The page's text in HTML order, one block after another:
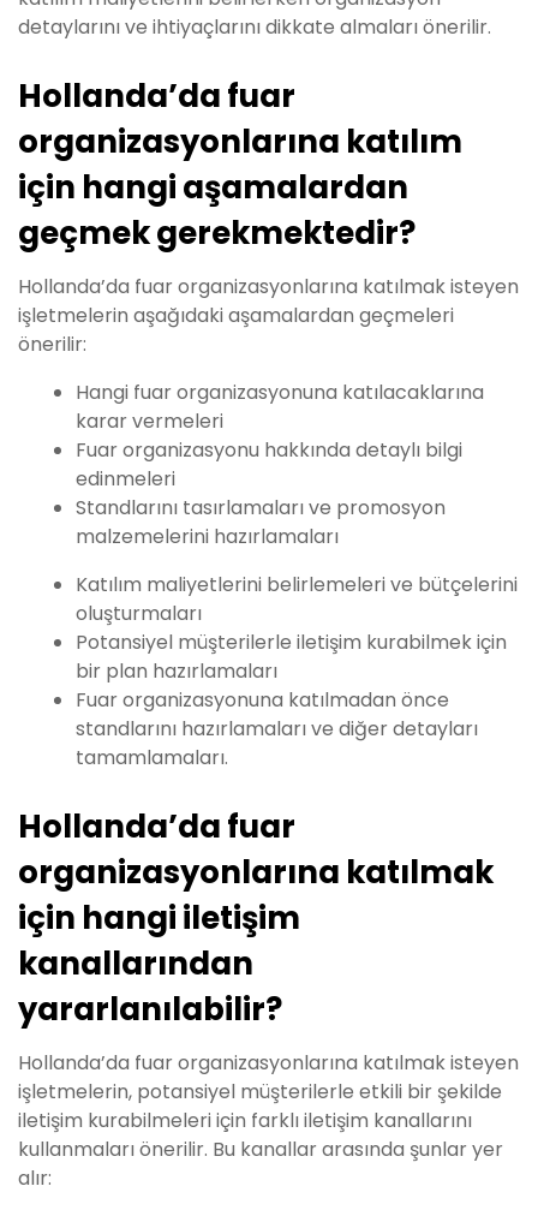
detaylarını ve ihtiyaçlarını dikkate almaları önerilir.
Hollanda’da fuar
organizasyonlarına katılım
için hangi aşamalardan
geçmek gerekmektedir?
Hollanda’da fuar organizasyonlarına katılmak isteyen
işletmelerin aşağıdaki aşamalardan geçmeleri
önerilir:
Hangi fuar organizasyonuna katılacaklarına
karar vermeleri
Fuar organizasyonu hakkında detaylı bilgi
edinmeleri
Standlarını tasırlamaları ve promosyon
malzemelerini hazırlamaları
Katılım maliyetlerini belirlemeleri ve bütçelerini
oluşturmaları
Potansiyel müşterilerle iletişim kurabilmek için
bir plan hazırlamaları
Fuar organizasyonuna katılmadan önce
standlarını hazırlamaları ve diğer detayları
tamamlamaları.
Hollanda’da fuar
organizasyonlarına katılmak
için hangi iletişim
kanallarından
yararlanılabilir?
Hollanda’da fuar organizasyonlarına katılmak isteyen
işletmelerin, potansiyel müşterilerle etkili bir şekilde
iletişim kurabilmeleri için farklı iletişim kanallarını
kullanmaları önerilir. Bu kanallar arasında şunlar yer
alır: